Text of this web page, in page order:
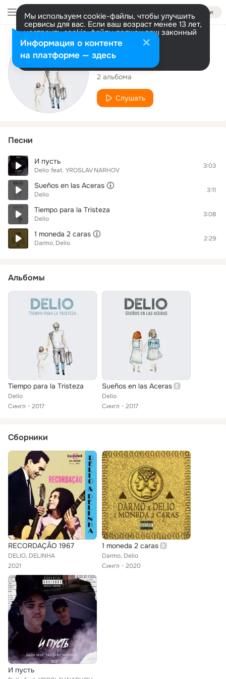
Войти
Мы используем cookie-файлы, чтобы улучшить
сервисы для вас. Если ваш возраст менее 13 лет,
настроить cookie-файлы должен ваш законный
представитель. Больше информации
Разрешить все Настроить
Исполнитель
Delio
2 альбома
Слушать
Песни
И пусть
Delio feat. YROSLAV NARHOV
3:03
Sueños en las Aceras
Delio
3:11
Tiempo para la Tristeza
Delio
3:08
1 moneda 2 caras
Darmo Delio
2:29
Альбомы
Tiempo para la Tristeza
Delio
Сингл
2017
Sueños en las Aceras
Delio
Сингл
2017
Сборники
RECORDAÇÃO 1967
DELIO, DELINHA
2021
1 moneda 2 caras
Darmo, Delio
Сингл
2020
И пусть
Информация о контенте
на платформе — здесь